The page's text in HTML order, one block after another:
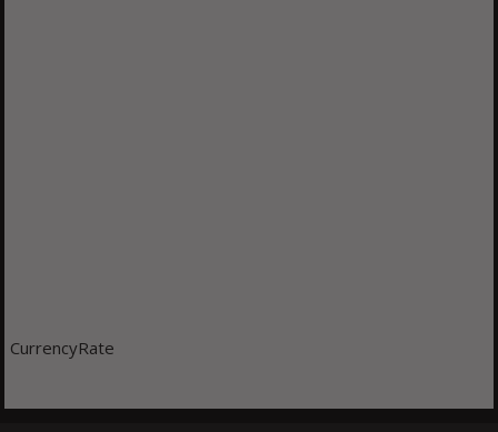
CurrencyRate